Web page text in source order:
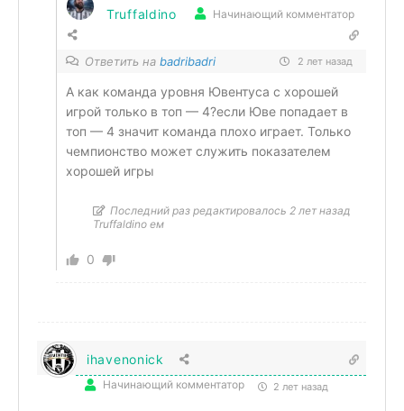
Truffaldino Начинающий комментатор
Ответить на badribadri 2 лет назад
А как команда уровня Ювентуса с хорошей
игрой только в топ — 4?если Юве попадает в
топ — 4 значит команда плохо играет. Только
чемпионство может служить показателем
хорошей игры
Последний раз редактировалось 2 лет назад
Truffaldino ем
0
ihavenonick
Начинающий комментатор 2 лет назад